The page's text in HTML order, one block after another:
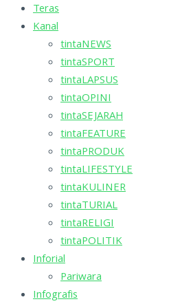
Teras
Kanal
tintaNEWS
tintaSPORT
tintaLAPSUS
tintaOPINI
tintaSEJARAH
tintaFEATURE
tintaPRODUK
tintaLIFESTYLE
tintaKULINER
tintaTURIAL
tintaRELIGI
tintaPOLITIK
Inforial
Pariwara
Infografis